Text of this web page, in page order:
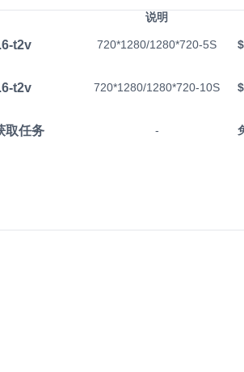
说明
t2v 720*1280/1280*720-5S
t2v 720*1280/1280*720-10S
取任务 -